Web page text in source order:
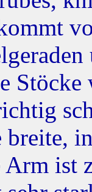
breite,
ist